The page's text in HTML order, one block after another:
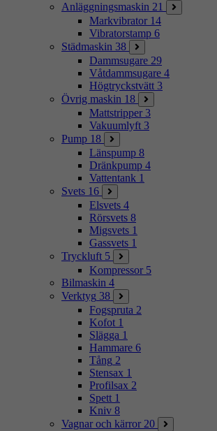
Anläggningsmaskin 21
Markvibrator 14
Vibratorstamp 6
Städmaskin 38
Dammsugare 29
Våtdammsugare 4
Högtryckstvätt 3
Övrig maskin 18
Mattstripper 3
Vakuumlyft 3
Pump 18
Länspump 8
Dränkpump 4
Vattentank 1
Svets 16
Elsvets 4
Rörsvets 8
Migsvets 1
Gassvets 1
Tryckluft 5
Kompressor 5
Bilmaskin 4
Verktyg 38
Fogspruta 2
Kofot 1
Slägga 1
Hammare 6
Tång 2
Stensax 1
Profilsax 2
Spett 1
Kniv 8
Vagnar och kärror 20